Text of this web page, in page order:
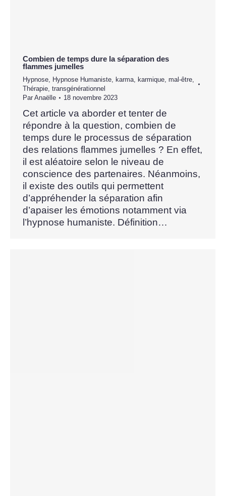
Combien de temps dure la séparation des
flammes jumelles
Hypnose, Hypnose Humaniste, karma, karmique, mal-être,
Thérapie, transgénérationnel
Par Anaëlle 18 novembre 2023
Cet article va aborder et tenter de
répondre à la question, combien de
temps dure le processus de séparation
des relations flammes jumelles ? En effet,
il est aléatoire selon le niveau de
conscience des partenaires. Néanmoins,
il existe des outils qui permettent
d’appréhender la séparation afin
d’apaiser les émotions notamment via
l’hypnose humaniste. Définition…